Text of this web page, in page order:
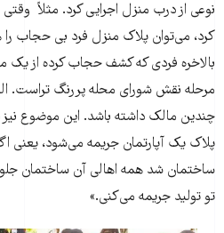
نوعی از درب منزل اجرایی کرد. مثلاً
کرد، می‌توان پلاک منزل فرد بی حجاب
بالاخره فردی که کشف حجاب کرده از یک
مرحله نقش شورای محله پررنگ تراست.
چندین مالک داشته باشد. این موضوع
پلاک یک آپارتمان جریمه می‌شود، یعنی
ساختمان شد همه اهالی آن ساختمان
تو تولید جریمه می‌کنی.»